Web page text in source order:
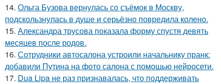
14. Ольга Бузова вернулась со съёмок в Москву,
подскользнулась в душе и серьёзно повредила колено.
15. Александра трусова показала форму спустя девять
месяцев после родов.
16. Сотрудники автосалона устроили начальнику пранк:
добавили Путина на фото салона с помощью нейросети.
17. Dua Lipa не раз признавалась, что поддерживать